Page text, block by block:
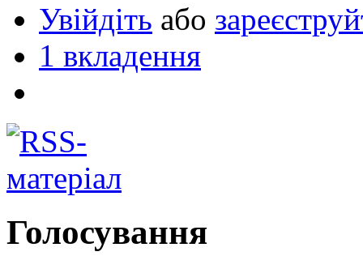
Увійдіть або
1 вкладення
Голосування